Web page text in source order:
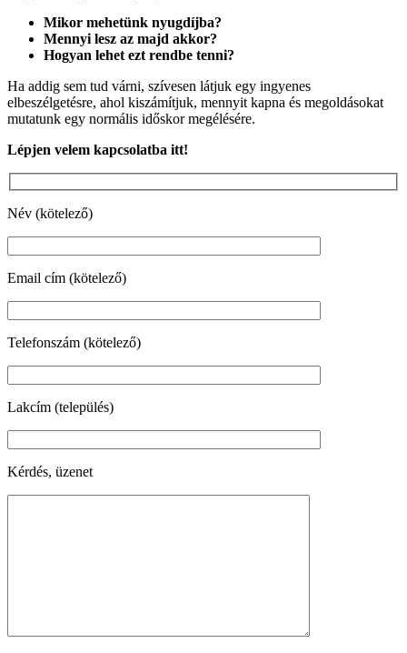
Mikor mehetünk nyugdíjba?
Mennyi lesz az majd akkor?
Hogyan lehet ezt rendbe tenni?
Ha addig sem tud várni, szívesen látjuk egy ingyenes
elbeszélgetésre, ahol kiszámítjuk, mennyit kapna és megoldásokat
mutatunk egy normális időskor megélésére.
Lépjen velem kapcsolatba itt!
Név (kötelező)
Email cím (kötelező)
Telefonszám (kötelező)
Lakcím (település)
Kérdés, üzenet